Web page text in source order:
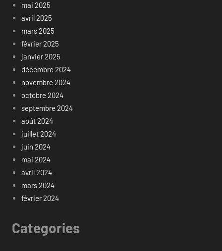
mai 2025
avril 2025
mars 2025
février 2025
janvier 2025
décembre 2024
novembre 2024
octobre 2024
septembre 2024
août 2024
juillet 2024
juin 2024
mai 2024
avril 2024
mars 2024
février 2024
Categories